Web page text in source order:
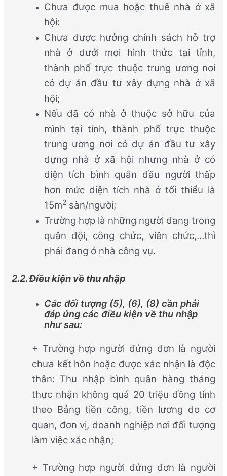
Chưa được mua hoặc thuê nhà ở xã
hội:
Chưa được hưởng chính sách hỗ trợ
nhà ở dưới mọi hình thức tại tỉnh,
thành phố trực thuộc trung ương nơi
có dự án đầu tư xây dựng nhà ở xã
hội;
Nếu đã có nhà ở thuộc sở hữu của
mình tại tỉnh, thành phố trực thuộc
trung ương nơi có dự án đầu tư xây
dựng nhà ở xã hội nhưng nhà ở có
diện tích bình quân đầu người thấp
hơn mức diện tích nhà ở tối thiểu là
15m2sàn/người;
Trường hợp là những người đang trong
quân đội, công chức, viên chức,…thì
phải đang ở nhà công vụ.
2.2. Điều kiện về thu nhập
Các đối tượng (5), (6), (8) cần phải
đáp ứng các điều kiện về thu nhập
như sau:
+ Trường hợp người đứng đơn là người
chưa kết hôn hoặc được xác nhận là độc
thân: Thu nhập bình quân hàng tháng
thực nhận không quá 20 triệu đồng tính
theo Bảng tiền công, tiền lương do cơ
quan, đơn vị, doanh nghiệp nơi đối tượng
làm việc xác nhận;
+ Trường hợp người đứng đơn là người